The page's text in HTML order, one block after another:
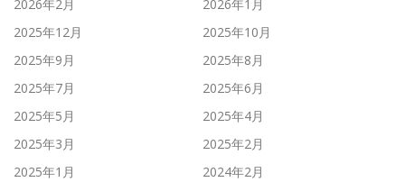
2026年2月
2026年1月
2025年12月
2025年10月
2025年9月
2025年8月
2025年7月
2025年6月
2025年5月
2025年4月
2025年3月
2025年2月
2025年1月
2024年2月